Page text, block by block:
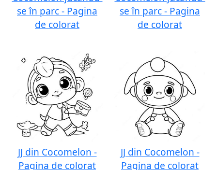
se în parc - Pagina
de colorat
se în parc - Pagina
de colorat
JJ din Cocomelon -
Pagina de colorat
JJ din Cocomelon -
Pagina de colorat